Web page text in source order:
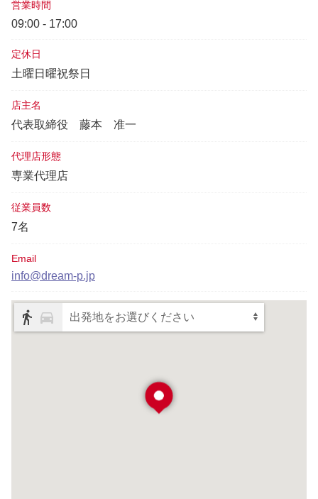
営業時間
09:00 - 17:00
定休日
土曜日曜祝祭日
店主名
代表取締役 藤本 准一
代理店形態
専業代理店
従業員数
7名
Email
info@dream-p.jp
出発地をお選びください